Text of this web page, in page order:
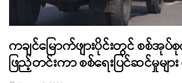
ကချင်မြောက်ဖျားပိုင်းတွင် စစ်အု
ဖြည့်တင်းကာ စစ်ရေးပြင်ဆင်မှုမျ